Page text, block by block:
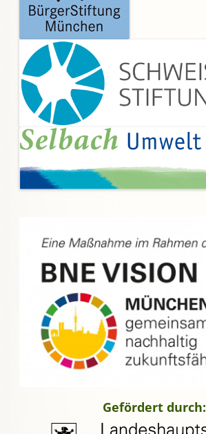
Gefördert durch: